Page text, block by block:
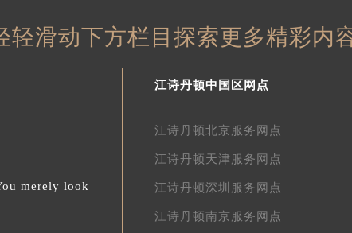
轻滑动下方栏目探索更多精彩内
merely look
江诗丹顿中国区网点
江诗丹顿北京服务网点
江诗丹顿天津服务网点
江诗丹顿深圳服务网点
江诗丹顿南京服务网点